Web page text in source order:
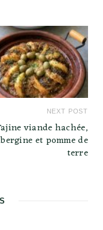
NEXT POST
viande hachée,
et pomme de
terre